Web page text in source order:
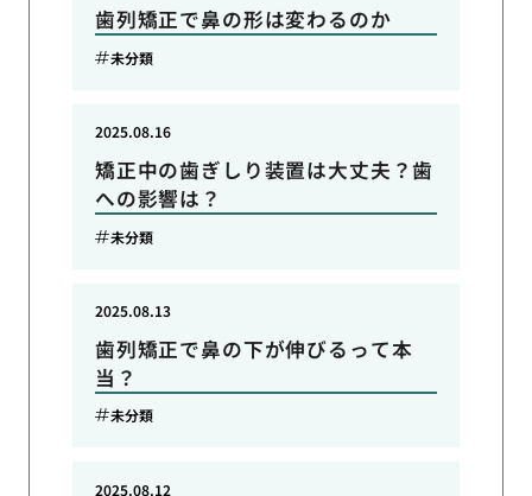
歯列矯正で鼻の形は変わるのか
未分類
矯正中の歯ぎしり装置は大丈夫？歯
への影響は？
2025.08.16
未分類
歯列矯正で鼻の下が伸びるって本
当？
2025.08.13
未分類
2025.08.12